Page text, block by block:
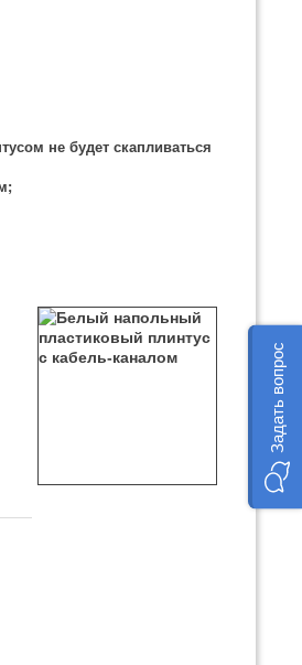
не будет скапливаться
Задать вопрос